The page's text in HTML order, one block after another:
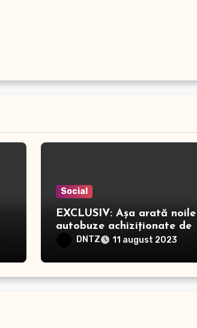
Social
EXCLUSIV: Așa arată noile
autobuze achiziționate de
primăria Constanța
DNTZ 11 august 2023